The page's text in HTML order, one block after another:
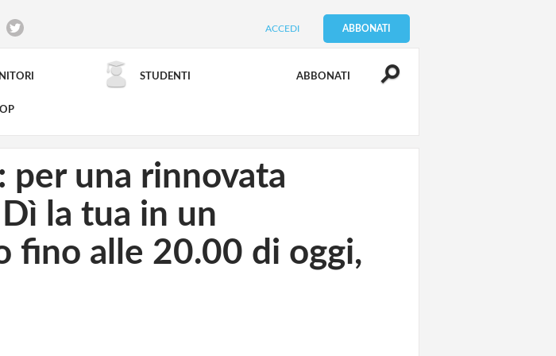
ACCEDI ABBONATI
STUDENTI ABBONATI
AVANZATA
per una rinnovata
la tua in un
fino alle 20.00 di oggi,